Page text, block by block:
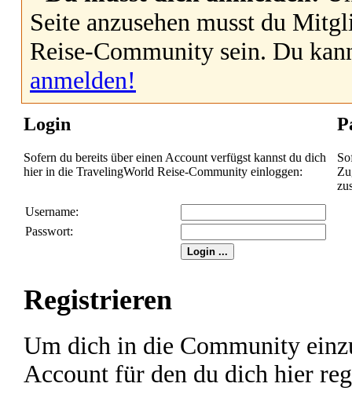
Seite anzusehen musst du
Reise-Community sein. Du
anmelden!
Login
Sofern du bereits über einen Account verfügst kannst du dich
hier in die TravelingWorld Reise-Community einloggen:
Username:
Passwort:
Registrieren
Um dich in die Community
Account für den du dich hier